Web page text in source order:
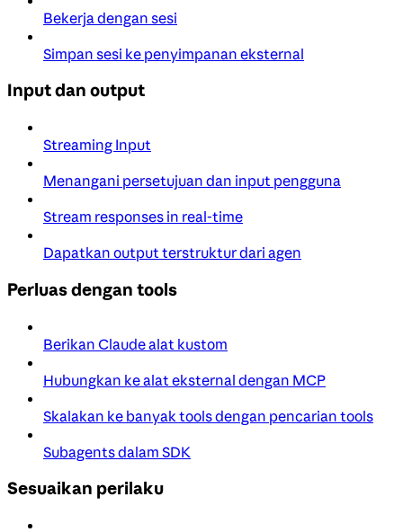
Bekerja dengan sesi
Simpan sesi ke penyimpanan eksternal
Input dan output
Streaming Input
Menangani persetujuan dan input pengguna
Stream responses in real-time
Dapatkan output terstruktur dari agen
Perluas dengan tools
Berikan Claude alat kustom
Hubungkan ke alat eksternal dengan MCP
Skalakan ke banyak tools dengan pencarian tools
Subagents dalam SDK
Sesuaikan perilaku